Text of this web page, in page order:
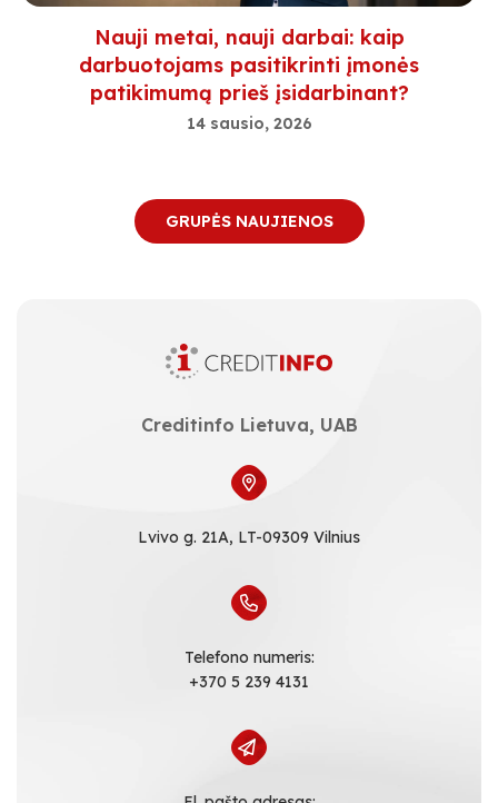
Nauji metai, nauji darbai: kaip
darbuotojams pasitikrinti įmonės
patikimumą prieš įsidarbinant?
14 sausio, 2026
GRUPĖS NAUJIENOS
Creditinfo Lietuva, UAB
Lvivo g. 21A, LT-09309 Vilnius
Telefono numeris:
+370 5 239 4131